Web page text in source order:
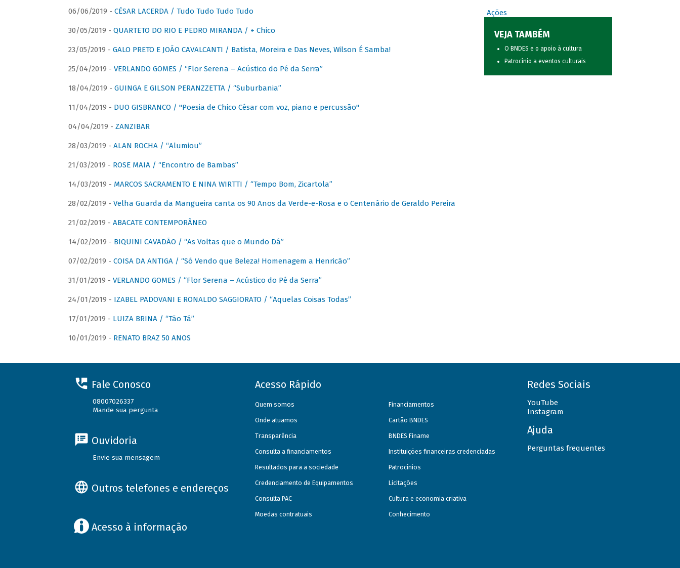
06/06/2019 - CÉSAR LACERDA / Tudo Tudo Tudo Tudo
30/05/2019 - QUARTETO DO RIO E PEDRO MIRANDA / + Chico
23/05/2019 - GALO PRETO E JOÃO CAVALCANTI / Batista, Moreira e Das Neves, Wilson É Samba!
25/04/2019 - VERLANDO GOMES / “Flor Serena – Acústico do Pé da Serra”
18/04/2019 - GUINGA E GILSON PERANZZETTA / “Suburbania”
11/04/2019 - DUO GISBRANCO / "Poesia de Chico César com voz, piano e percussão"
04/04/2019 - ZANZIBAR
28/03/2019 - ALAN ROCHA / “Alumiou”
21/03/2019 - ROSE MAIA / “Encontro de Bambas”
14/03/2019 - MARCOS SACRAMENTO E NINA WIRTTI / “Tempo Bom, Zicartola”
28/02/2019 - Velha Guarda da Mangueira canta os 90 Anos da Verde-e-Rosa e o Centenário de Geraldo Pereira
21/02/2019 - ABACATE CONTEMPORÂNEO
14/02/2019 - BIQUINI CAVADÃO / “As Voltas que o Mundo Dá”
07/02/2019 - COISA DA ANTIGA / “Só Vendo que Beleza! Homenagem a Henricão”
31/01/2019 - VERLANDO GOMES / “Flor Serena – Acústico do Pé da Serra”
24/01/2019 - IZABEL PADOVANI E RONALDO SAGGIORATO / “Aquelas Coisas Todas”
17/01/2019 - LUIZA BRINA / “Tão Tá”
10/01/2019 - RENATO BRAZ 50 ANOS
Ações
VEJA TAMBÉM
O BNDES e o apoio à cultura
Patrocínio a eventos culturais
Fale Conosco
08007026337
Mande sua pergunta
Ouvidoria
Envie sua mensagem
Outros telefones e endereços
Acesso à informação
Acesso Rápido
Quem somos
Onde atuamos
Transparência
Consulta a financiamentos
Resultados para a sociedade
Credenciamento de Equipamentos
Consulta PAC
Moedas contratuais
Financiamentos
Cartão BNDES
BNDES Finame
Instituições financeiras credenciadas
Patrocínios
Licitações
Cultura e economia criativa
Conhecimento
Redes Sociais
YouTube
Instagram
Ajuda
Perguntas frequentes